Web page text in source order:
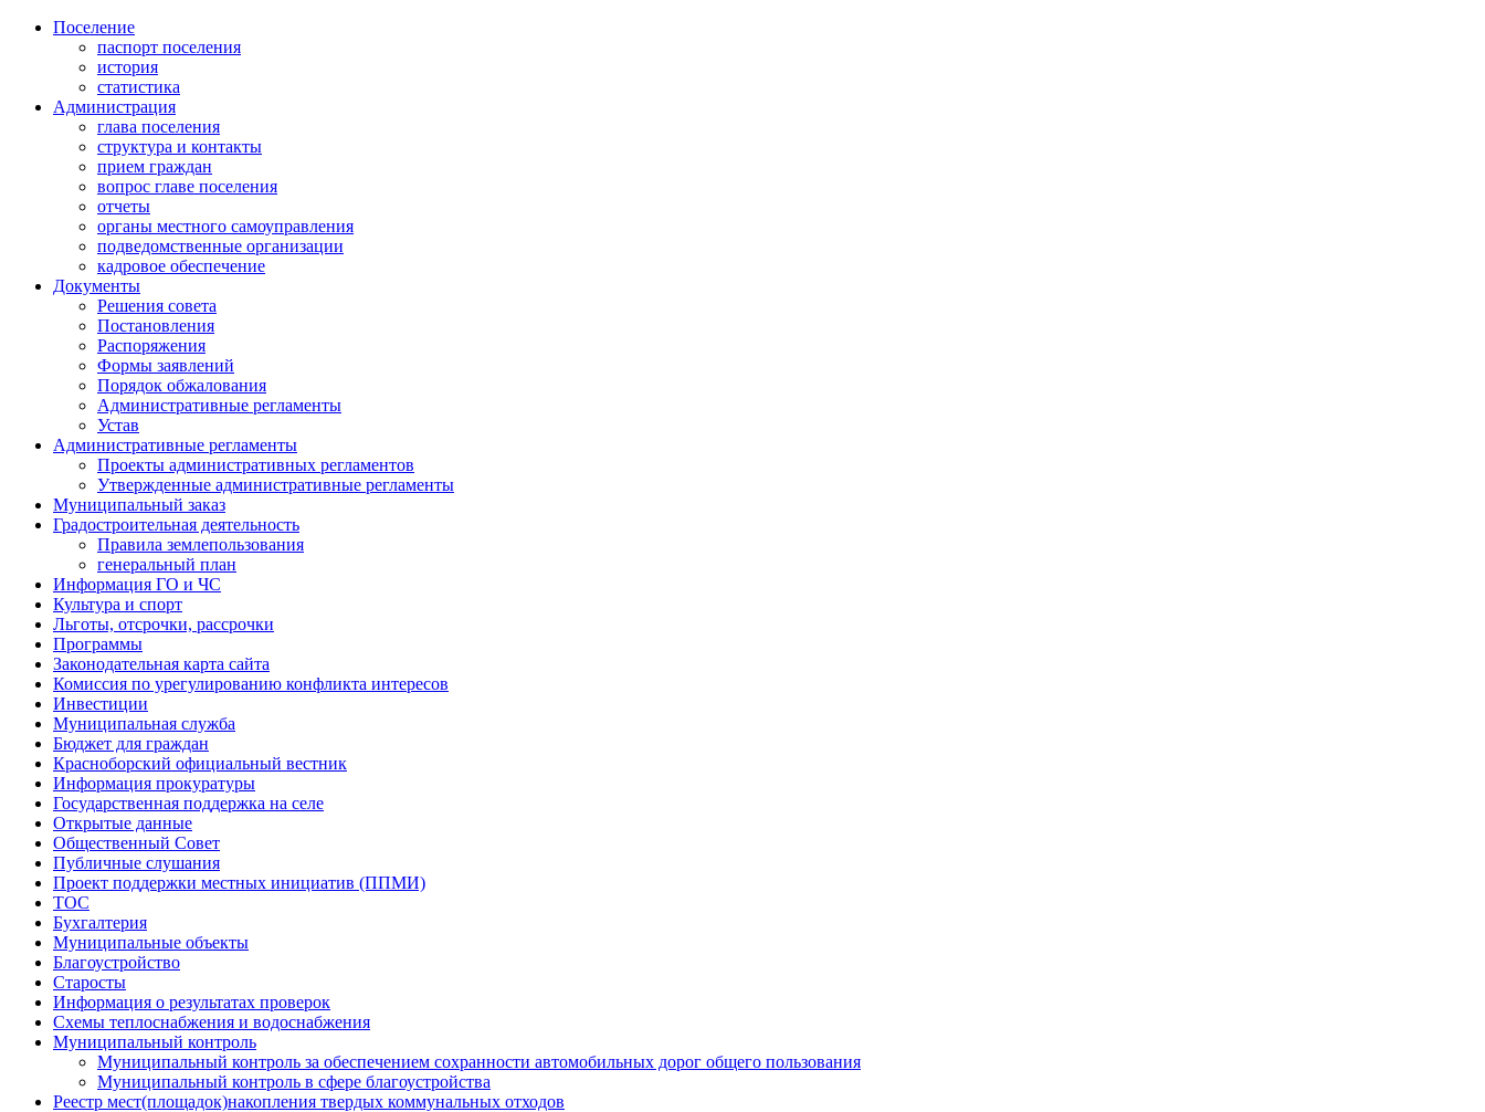
Поселение
паспорт поселения
история
статистика
Администрация
глава поселения
структура и контакты
прием граждан
вопрос главе поселения
отчеты
органы местного самоуправления
подведомственные организации
кадровое обеспечение
Документы
Решения совета
Постановления
Распоряжения
Формы заявлений
Порядок обжалования
Административные регламенты
Устав
Административные регламенты
Проекты административных регламентов
Утвержденные административные регламенты
Муниципальный заказ
Градостроительная деятельность
Правила землепользования
генеральный план
Информация ГО и ЧС
Культура и спорт
Льготы, отсрочки, рассрочки
Программы
Законодательная карта сайта
Комиссия по урегулированию конфликта интересов
Инвестиции
Муниципальная служба
Бюджет для граждан
Красноборский официальный вестник
Информация прокуратуры
Государственная поддержка на селе
Открытые данные
Общественный Совет
Публичные слушания
Проект поддержки местных инициатив (ППМИ)
ТОС
Бухгалтерия
Муниципальные объекты
Благоустройство
Старосты
Информация о результатах проверок
Схемы теплоснабжения и водоснабжения
Муниципальный контроль
Муниципальный контроль за обеспечением сохранности автомобильных дорог общего пользования
Муниципальный контроль в сфере благоустройства
Реестр мест(площадок)накопления твердых коммунальных отходов